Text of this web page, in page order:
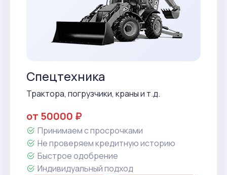
Спецтехника
Трактора, погрузчики, краны и т.д.
от 50000 ₽
Принимаем с просрочками
Не проверяем кредитную историю
Быстрое одобрение
Индивидуальный подход